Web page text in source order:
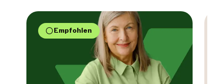
Empfohlen